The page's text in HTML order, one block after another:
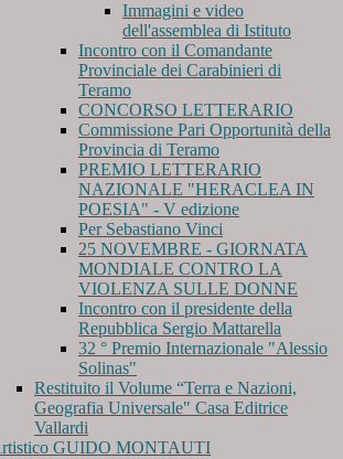
Immagini e video
dell'assemblea di Istituto
Incontro con il Comandante
Provinciale dei Carabinieri di
Teramo
CONCORSO LETTERARIO
Commissione Pari Opportunità della
Provincia di Teramo
PREMIO LETTERARIO
NAZIONALE "HERACLEA IN
POESIA" - V edizione
Per Sebastiano Vinci
25 NOVEMBRE - GIORNATA
MONDIALE CONTRO LA
VIOLENZA SULLE DONNE
Incontro con il presidente della
Repubblica Sergio Mattarella
32 ° Premio Internazionale "Alessio
Solinas"
Restituito il Volume “Terra e Nazioni,
Geografia Universale" Casa Editrice
Vallardi
GUIDO MONTAUTI